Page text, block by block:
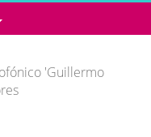
'Guillermo